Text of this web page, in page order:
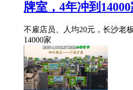
牌室，4年冲到14000
不雇店员、人均20元，长沙老
14000家